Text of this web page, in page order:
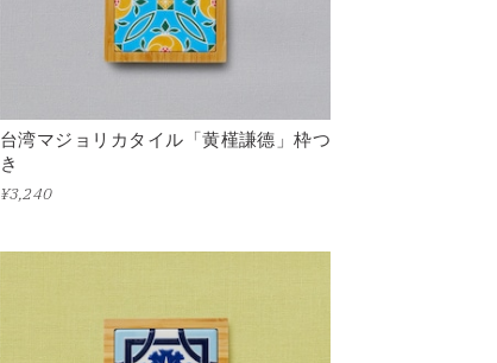
台湾マジョリカタイル「黄槿謙德」枠つ
き
¥3,240